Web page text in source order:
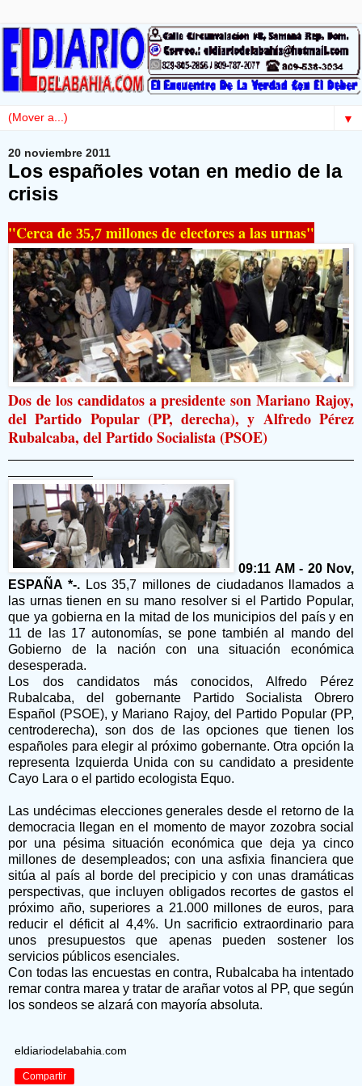
▼
20 noviembre 2011
Los españoles votan en medio de la
crisis
"Cerca de 35,7 millones de electores a las urnas"
Dos de los candidatos a presidente son Mariano Rajoy,
del Partido Popular (PP, derecha), y Alfredo Pérez
Rubalcaba, del Partido Socialista (PSOE)
09:11 AM - 20 Nov,
ESPAÑA *-.Los 35,7 millones de ciudadanos llamados a
las urnas tienen en su mano resolver si el Partido Popular,
que ya gobierna en la mitad de los municipios del país y en
11 de las 17 autonomías, se pone también al mando del
Gobierno de la nación con una situación económica
desesperada.
Los dos candidatos más conocidos, Alfredo Pérez
Rubalcaba, del gobernante Partido Socialista Obrero
Español (PSOE), y Mariano Rajoy, del Partido Popular (PP,
centroderecha), son dos de las opciones que tienen los
españoles para elegir al próximo gobernante. Otra opción la
representa Izquierda Unida con su candidato a presidente
Cayo Lara o el partido ecologista Equo.
Las undécimas elecciones generales desde el retorno de la
democracia llegan en el momento de mayor zozobra social
por una pésima situación económica que deja ya cinco
millones de desempleados; con una asfixia financiera que
sitúa al país al borde del precipicio y con unas dramáticas
perspectivas, que incluyen obligados recortes de gastos el
próximo año, superiores a 21.000 millones de euros, para
reducir el déficit al 4,4%. Un sacrificio extraordinario para
unos presupuestos que apenas pueden sostener los
servicios públicos esenciales.
Con todas las encuestas en contra, Rubalcaba ha intentado
remar contra marea y tratar de arañar votos al PP, que según
los sondeos se alzará con mayoría absoluta.
eldiariodelabahia.com
Compartir